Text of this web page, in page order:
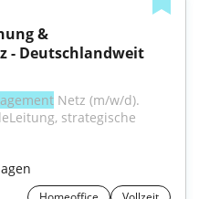
- Deutschlandweit
Netz (m/w/d).
strategische